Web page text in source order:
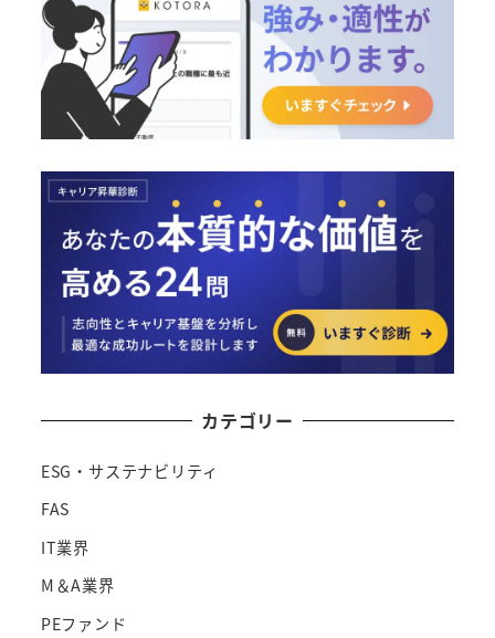
カテゴリー
ESG・サステナビリティ
FAS
IT業界
M＆A業界
PEファンド